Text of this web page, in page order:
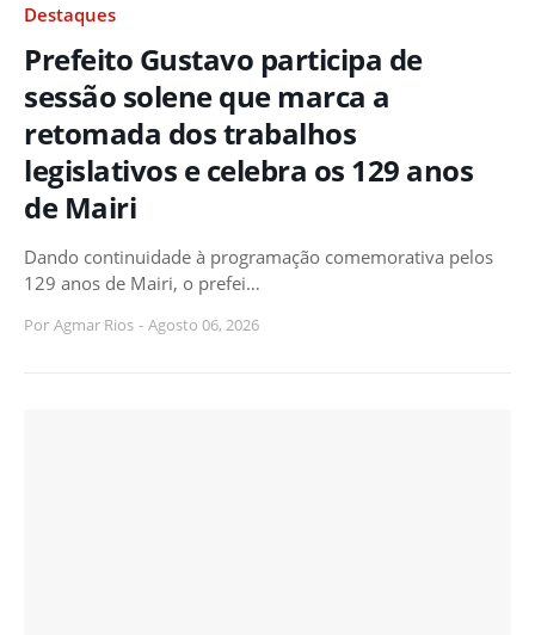
Destaques
Prefeito Gustavo participa de
sessão solene que marca a
retomada dos trabalhos
legislativos e celebra os 129 anos
de Mairi
Dando continuidade à programação comemorativa pelos
129 anos de Mairi, o prefei…
Por Agmar Rios - Agosto 06, 2026